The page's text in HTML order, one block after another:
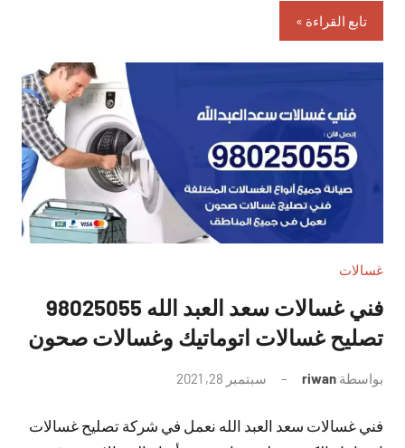
تابع القراءة
غسالات
فني غسالات سعد العبد الله 98025055
تصليح غسالات اتوماتيك وغسالات صحون
بواسطة riwan سبتمبر 28, 2021
تعليقات
فني غسالات سعد العبد الله نعمل في شركة تصليح غسالات